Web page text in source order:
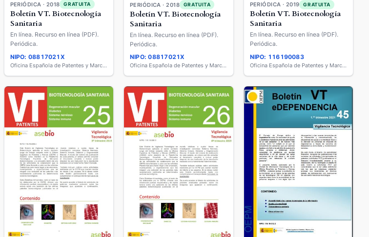
PERIÓDICA · 2018 GRATUITA
Boletín VT. Biotecnología
Sanitaria
En línea. Recurso en línea (PDF).
Periódica.
NIPO: 08817021X
Oficina Española de Patentes y Marcas
PERIÓDICA · 2018 GRATUITA
Boletín VT. Biotecnología
Sanitaria
En línea. Recurso en línea (PDF).
Periódica.
NIPO: 08817021X
Oficina Española de Patentes y Marcas
PERIÓDICA · 2019 GRATUITA
Boletín VT. Biotecnología
Sanitaria
En línea. Recurso en línea (PDF).
Periódica.
NIPO: 116190083
Oficina Española de Patentes y Marcas